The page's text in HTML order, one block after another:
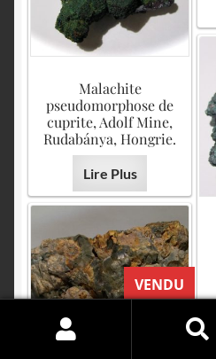
Malachite
pseudomorphose de
cuprite, Adolf Mine,
Rudabánya, Hongrie.
Lire Plus
VENDU